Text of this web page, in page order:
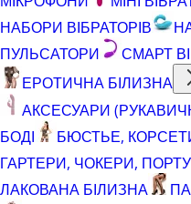
НАБОРИ ВІБРАТОРІВ
ПУЛЬСАТОРИ
СМАРТ
ЕРОТИЧНА БІЛИЗНА
АКСЕСУАРИ
БОДІ
БЮСТЬЕ,
ГАРТЕРИ, ЧОКЕРИ,
ЛАКОВАНА БІЛИЗНА